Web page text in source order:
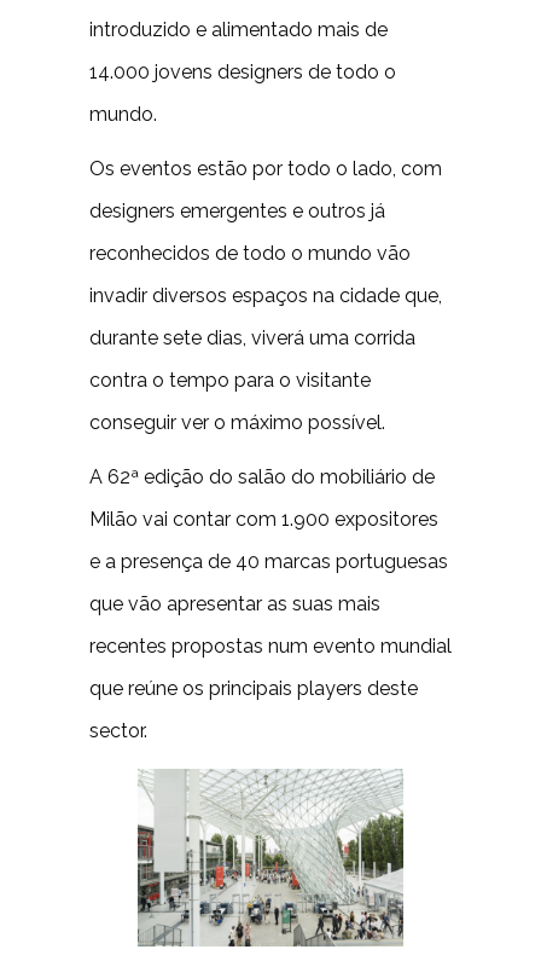
introduzido e alimentado mais de
14.000 jovens designers de todo o
mundo.
Os eventos estão por todo o lado, com
designers emergentes e outros já
reconhecidos de todo o mundo vão
invadir diversos espaços na cidade que,
durante sete dias, viverá uma corrida
contra o tempo para o visitante
conseguir ver o máximo possível.
A 62ª edição do salão do mobiliário de
Milão vai contar com 1.900 expositores
e a presença de 40 marcas portuguesas
que vão apresentar as suas mais
recentes propostas num evento mundial
que reúne os principais players deste
sector.